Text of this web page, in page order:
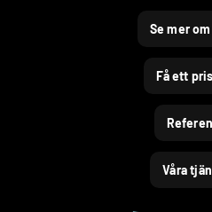
Se mer
Få ett
Våra